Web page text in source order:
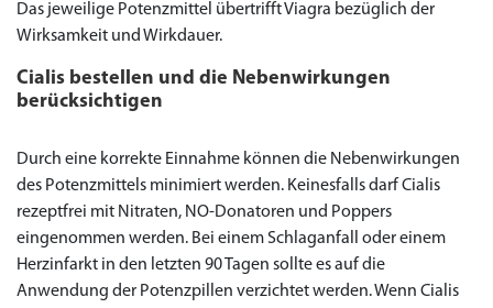
Das jeweilige Potenzmittel übertrifft Viagra bezüglich der
Wirksamkeit und Wirkdauer.
Cialis bestellen und die Nebenwirkungen
berücksichtigen
Durch eine korrekte Einnahme können die Nebenwirkungen
des Potenzmittels minimiert werden. Keinesfalls darf Cialis
rezeptfrei mit Nitraten, NO-Donatoren und Poppers
eingenommen werden. Bei einem Schlaganfall oder einem
Herzinfarkt in den letzten 90 Tagen sollte es auf die
Anwendung der Potenzpillen verzichtet werden. Wenn Cialis